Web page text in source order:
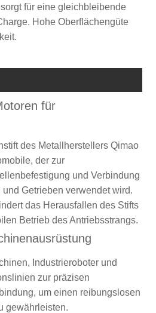
für eine gleichbleibende
Hohe Oberflächengüte
für
des Metallherstellers Qimao
der zur
und Verbindung
Getrieben verwendet wird.
das Herausfallen des Stifts
Betrieb des Antriebsstrangs.
Industrieroboter und
zur präzisen
um einen reibungslosen
gewährleisten.